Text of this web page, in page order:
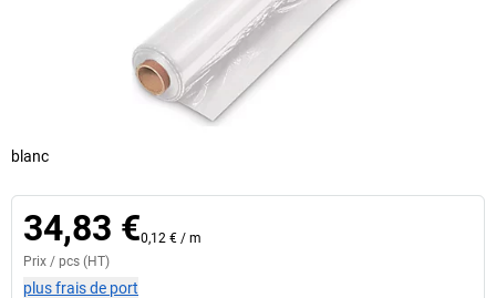
blanc
34,83 €0,12 € / m
Prix / pcs (HT)
plus frais de port